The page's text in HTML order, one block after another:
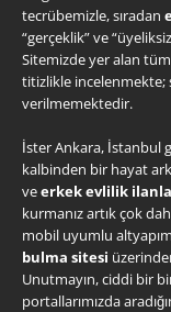
tecrübemizle, sıradan
“gerçeklik” ve
Sitemizde yer alan tüm
titizlikle incelenmekte;
verilmemektedir.
İster Ankara, İstanbul
kalbinden bir hayat
veerkek evlilik
kurmanız artık çok
mobil uyumlu
bulma sitesi
Unutmayın, ciddi bir
portallarımızda